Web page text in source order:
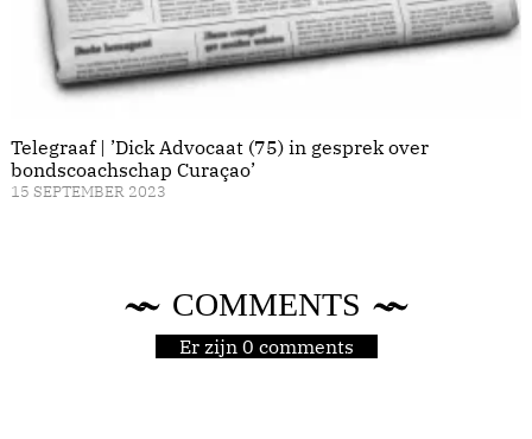
Telegraaf | ’Dick Advocaat (75) in gesprek over
bondscoachschap Curaçao’
15 SEPTEMBER 2023
COMMENTS
Er zijn 0 comments